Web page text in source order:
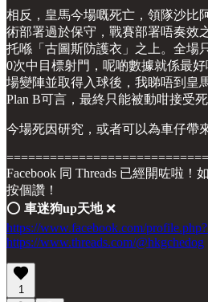
相反，皇馬今場嘅死亡，領隊沙比
術部署過於保守，戰賽部署唔奏效
托喺「古圖斯防護衣」之上。全場
0次中目標射門，呢啲數據就係最
場變陣並取得入球後，我睇唔到皇
Plan B可言，最終只能被動咁接受死
今場死因研究，或者可以為車仔帶
Facebook 同 Threads 已經開咗啦！
按個讚！
⭕️ 車迷狗up天地❌
https://www.facebook.com/
https://www.threads.com/@hkgchedog
1